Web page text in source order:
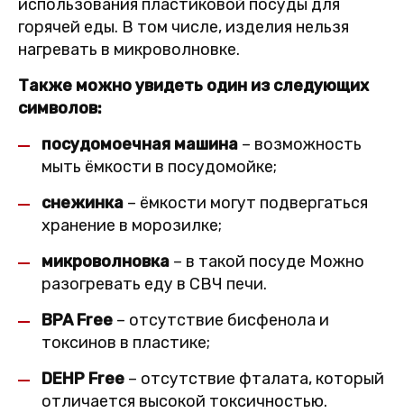
использования пластиковой посуды для
горячей еды. В том числе, изделия нельзя
нагревать в микроволновке.
Также можно увидеть один из следующих
символов:
посудомоечная машина – возможность
мыть ёмкости в посудомойке;
снежинка – ёмкости могут подвергаться
хранение в морозилке;
микроволновка – в такой посуде Можно
разогревать еду в СВЧ печи.
BPA Free – отсутствие бисфенола и
токсинов в пластике;
DEHP Free – отсутствие фталата, который
отличается высокой токсичностью.